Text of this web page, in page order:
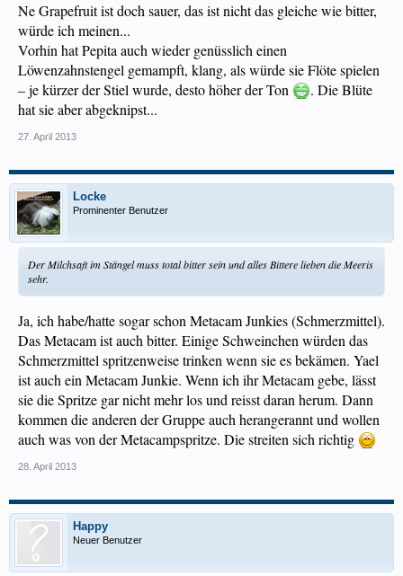
Ne Grapefruit ist doch sauer, das ist nicht das gleiche wie bitter,
würde ich meinen...
Vorhin hat Pepita auch wieder genüsslich einen
Löwenzahnstengel gemampft, klang, als würde sie Flöte spielen
– je kürzer der Stiel wurde, desto höher der Ton
. Die Blüte
hat sie aber abgeknipst...
27. April 2013
Locke
Prominenter Benutzer
Der Milchsaft im Stängel muss total bitter sein und alles Bittere lieben die Meeris
sehr.
Ja, ich habe/hatte sogar schon Metacam Junkies (Schmerzmittel).
Das Metacam ist auch bitter. Einige Schweinchen würden das
Schmerzmittel spritzenweise trinken wenn sie es bekämen. Yael
ist auch ein Metacam Junkie. Wenn ich ihr Metacam gebe, lässt
sie die Spritze gar nicht mehr los und reisst daran herum. Dann
kommen die anderen der Gruppe auch herangerannt und wollen
auch was von der Metacampspritze. Die streiten sich richtig
28. April 2013
Happy
Neuer Benutzer